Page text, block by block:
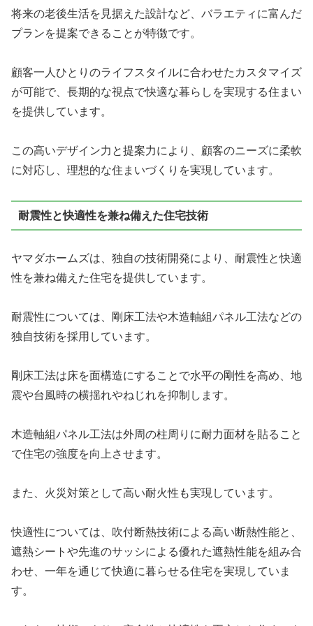
将来の老後生活を見据えた設計など、バラエティに富んだ
プランを提案できることが特徴です。
顧客一人ひとりのライフスタイルに合わせたカスタマイズ
が可能で、長期的な視点で快適な暮らしを実現する住まい
を提供しています。
この高いデザイン力と提案力により、顧客のニーズに柔軟
に対応し、理想的な住まいづくりを実現しています。
耐震性と快適性を兼ね備えた住宅技術
ヤマダホームズは、独自の技術開発により、耐震性と快適
性を兼ね備えた住宅を提供しています。
耐震性については、
剛床工法や木造軸組パネル工法などの
独自技術を採用しています。
剛床工法は床を面構造にすることで水平の剛性を高め、地
震や台風時の横揺れやねじれを抑制します。
木造軸組パネル工法は外周の柱周りに耐力面材を貼ること
で住宅の強度を向上させます。
また、 火災対策として高い耐火性 も実現しています。
快適性については、吹付断熱技術による高い断熱性能と、
遮熱シートや先進のサッシによる優れた遮熱性能を組み合
わせ、一年を通じて快適に暮らせる住宅を実現していま
す。